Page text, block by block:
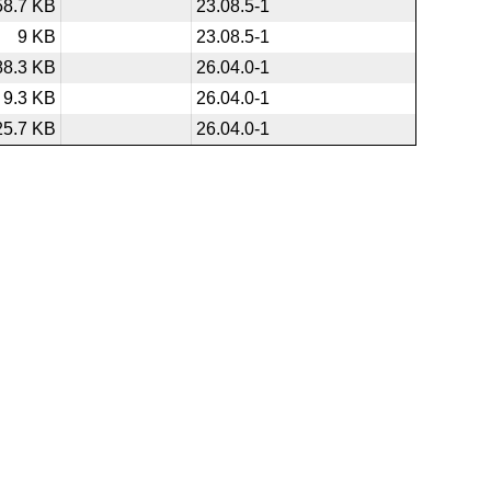
KB
23.08.5-1
9 KB
23.08.5-1
KB
26.04.0-1
9.3 KB
26.04.0-1
KB 26.04.0-1